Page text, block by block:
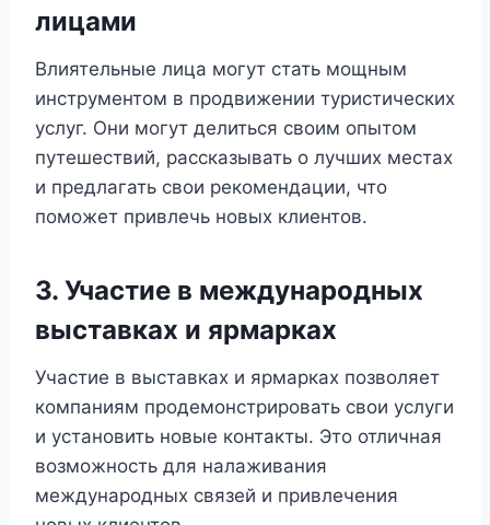
лицами
Влиятельные лица могут стать мощным
инструментом в продвижении туристических
услуг. Они могут делиться своим опытом
путешествий, рассказывать о лучших местах
и предлагать свои рекомендации, что
поможет привлечь новых клиентов.
3. Участие в международных
выставках и ярмарках
Участие в выставках и ярмарках позволяет
компаниям продемонстрировать свои услуги
и установить новые контакты. Это отличная
возможность для налаживания
международных связей и привлечения